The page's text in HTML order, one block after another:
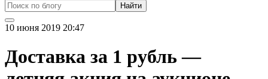
Найти
10 июня 2019 20:47
Доставка за 1 рубль —